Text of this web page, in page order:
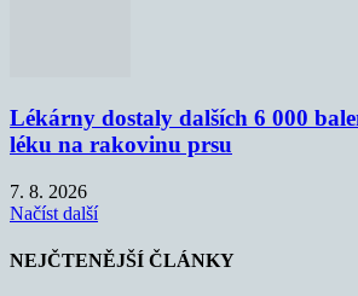
Lékárny dostaly dalších 6 000
léku na rakovinu prsu
7. 8. 2026
Načíst další
NEJČTENĚJŠÍ ČLÁNKY